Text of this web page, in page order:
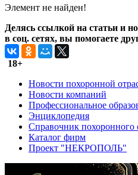
Элемент не найден!
Делясь ссылкой на статьи и
в соц. сетях, вы помогаете
18+
Новости похоронной
Новости компаний
Профессиональное
Энциклопедия
Справочник похоронного
Каталог фирм
Проект "НЕКРОПОЛЬ"